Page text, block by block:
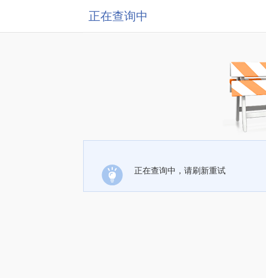
正在查询中
正在查询中，请刷新重试